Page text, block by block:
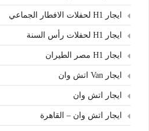
ايجار H1 لحفلات الافطار الجماعي
ايجار H1 لحفلات رأس السنة
ايجار H1 مصر الطيران
ايجار Van اتش وان
ايجار اتش وان
ايجار اتش وان – القاهرة